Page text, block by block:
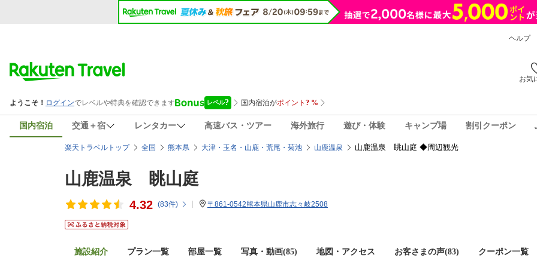
ヘルプ
お気
国内宿泊 交通＋宿 レンタカー 高速バス・ツアー 海外旅行 遊び・体験 キャンプ場 割引クーポン
楽天トラベルトップ 全国 熊本県 大津・玉名・山鹿・荒尾・菊池 山鹿温泉 山鹿温泉 眺山庭 ◆周辺観光
山鹿温泉 眺山庭
4.32 (83件) 〒861-0542熊本県山鹿市志々岐2508
施設紹介 プラン一覧 部屋一覧 写真・動画(85) 地図・アクセス お客さまの声(83) クーポン一覧